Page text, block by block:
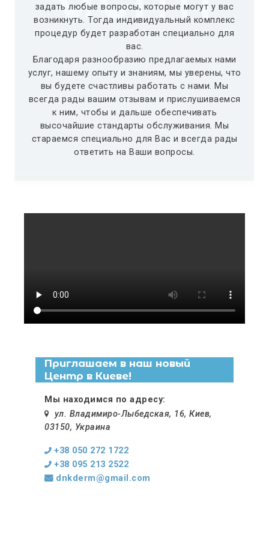
задать любые вопросы, которые могут у вас
возникнуть. Тогда индивидуальный комплекс
процедур будет разработан специально для
вас.
Благодаря разнообразию предлагаемых нами
услуг, нашему опыту и знаниям, мы уверены, что
вы будете счастливы работать с нами. Мы
всегда рады вашим отзывам и прислушиваемся
к ним, чтобы и дальше обеспечивать
высочайшие стандарты обслуживания. Мы
стараемся специально для Вас и всегда рады
ответить на Ваши вопросы.
Приглашаем в наш новый
Центр в Киеве!
Мы находимся по адресу:
ул. Владимиро-Лыбедская, 16, Киев,
03150, Украина
+38 050 272 1722
+38 095 213 2522
dnkderm@gmail.com